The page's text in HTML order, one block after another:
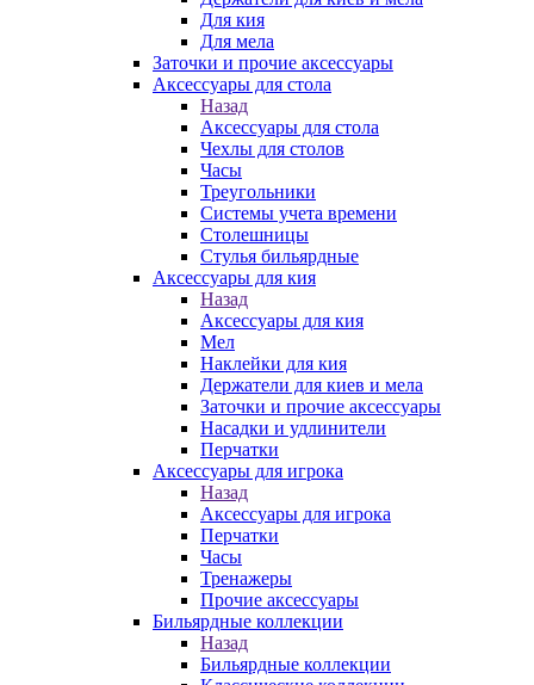
Для кия
Для мела
Заточки и прочие аксессуары
Аксессуары для стола
Назад
Аксессуары для стола
Чехлы для столов
Часы
Треугольники
Системы учета времени
Столешницы
Стулья бильярдные
Аксессуары для кия
Назад
Аксессуары для кия
Мел
Наклейки для кия
Держатели для киев и мела
Заточки и прочие аксессуары
Насадки и удлинители
Перчатки
Аксессуары для игрока
Назад
Аксессуары для игрока
Перчатки
Часы
Тренажеры
Прочие аксессуары
Бильярдные коллекции
Назад
Бильярдные коллекции